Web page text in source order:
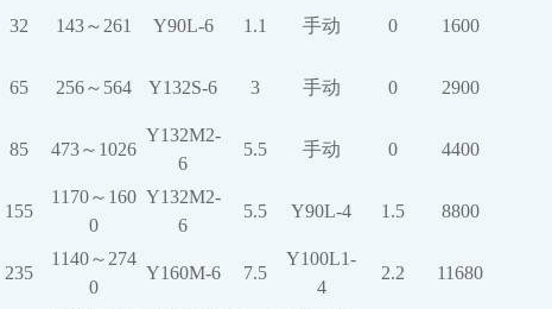
32 143～261 Y90L-6 1.1 手动 0 1600
65 256～564 Y132S-6 3 手动 0 2900
85 473～1026
Y132M2-
6
5.5 手动 0 4400
155
1170～160
0
Y132M2-
6
5.5 Y90L-4 1.5 8800
235
1140～274
0
Y160M-6 7.5
Y100L1-
4
2.2 11680